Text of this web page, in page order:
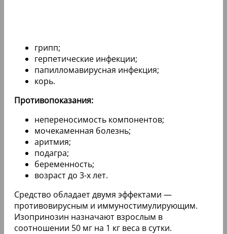
грипп;
герпетические инфекции;
папилломавирусная инфекция;
корь.
Противопоказания:
непереносимость компонентов;
мочекаменная болезнь;
аритмия;
подагра;
беременность;
возраст до 3-х лет.
Средство обладает двумя эффектами —
противовирусным и иммуностимулирующим.
Изопринозин назначают взрослым в
соотношении 50 мг на 1 кг веса в сутки.